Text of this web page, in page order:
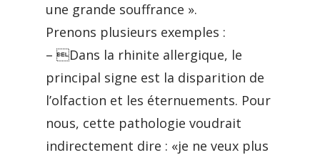
une grande souffrance ».
Prenons plusieurs exemples :
– Dans la rhinite allergique, le
principal signe est la disparition de
l’olfaction et les éternuements. Pour
nous, cette pathologie voudrait
indirectement dire : «je ne veux plus